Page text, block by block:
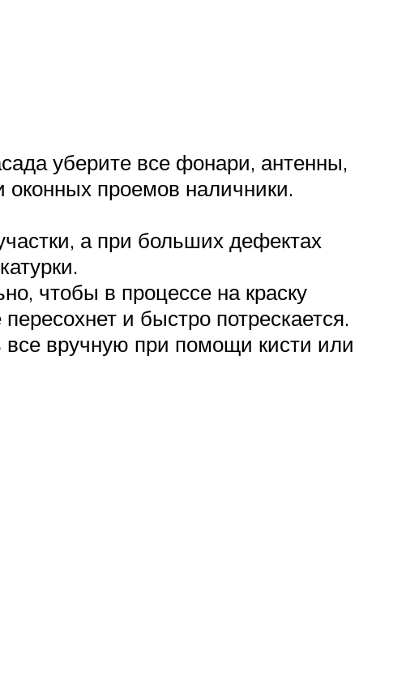
уберите все фонари, антенны,
проемов наличники.
а при больших дефектах
чтобы в процессе на краску
и быстро потрескается.
вручную при помощи кисти или